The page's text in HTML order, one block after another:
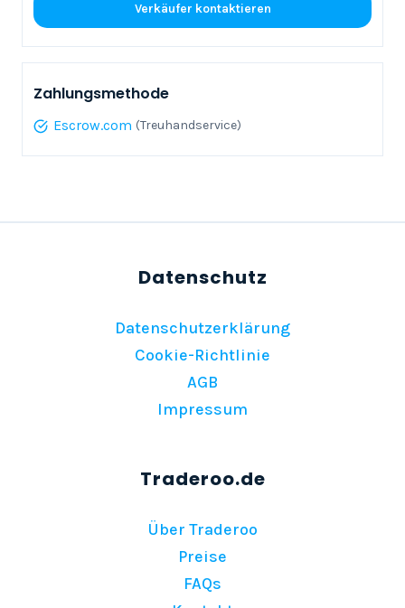
Verkäufer kontaktieren
Zahlungsmethode
Escrow.com (Treuhandservice)
Datenschutzerklärung
Cookie-Richtlinie
AGB
Impressum
Über Traderoo
Preise
FAQs